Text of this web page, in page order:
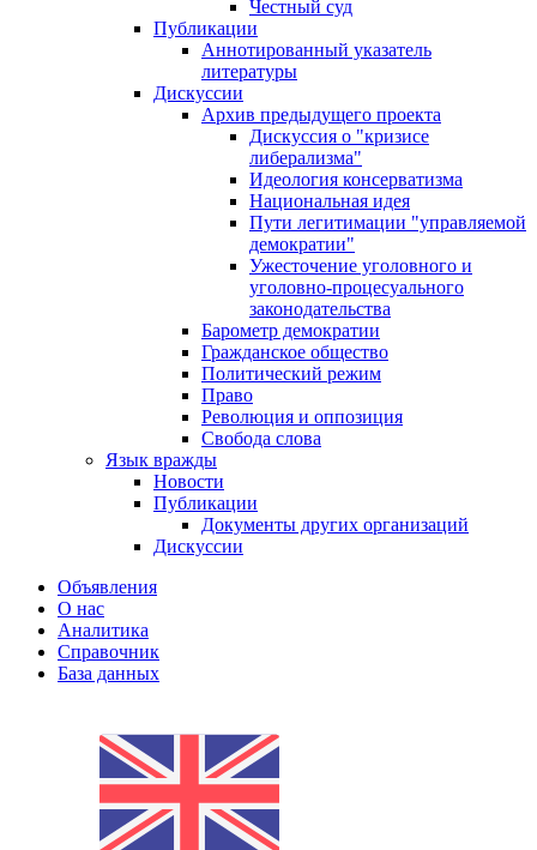
Честный суд
Публикации
Аннотированный указатель
литературы
Дискуссии
Архив предыдущего проекта
Дискуссия о "кризисе
либерализма"
Идеология консерватизма
Национальная идея
Пути легитимации "управляемой
демократии"
Ужесточение уголовного и
уголовно-процесуального
законодательства
Барометр демократии
Гражданское общество
Политический режим
Право
Революция и оппозиция
Свобода слова
Язык вражды
Новости
Публикации
Документы других организаций
Дискуссии
Объявления
О нас
Аналитика
Справочник
База данных